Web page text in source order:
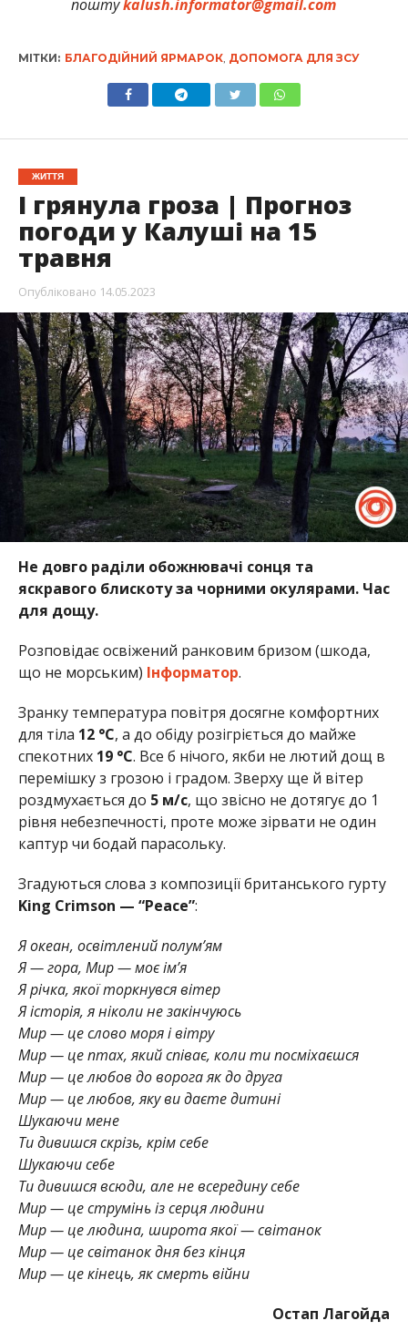
поштуkalush.informator@gmail.com
МІТКИ: БЛАГОДІЙНИЙ ЯРМАРОК, ДОПОМОГА ДЛЯ ЗСУ
ЖИТТЯ
І грянула гроза | Прогноз
погоди у Калуші на 15
травня
Опубліковано 14.05.2023
Не довго раділи обожнювачі сонця та
яскравого блискоту за чорними окулярами. Час
для дощу.
Розповідає освіжений ранковим бризом (шкода,
що не морським) Інформатор.
Зранку температура повітря досягне комфортних
для тіла 12 °C, а до обіду розігріється до майже
спекотних 19 °C. Все б нічого, якби не лютий дощ в
перемішку з грозою і градом. Зверху ще й вітер
роздмухається до 5 м/с, що звісно не дотягує до 1
рівня небезпечності, проте може зірвати не один
каптур чи бодай парасольку.
Згадуються слова з композиції британського гурту
King Crimson — “Peace”:
Я океан, освітлений полум’ям
Я — гора, Мир — моє ім’я
Я річка, якої торкнувся вітер
Я історія, я ніколи не закінчуюсь
Мир — це слово моря і вітру
Мир — це птах, який співає, коли ти посміхаєшся
Мир — це любов до ворога як до друга
Мир — це любов, яку ви даєте дитині
Шукаючи мене
Ти дивишся скрізь, крім себе
Шукаючи себе
Ти дивишся всюди, але не всередину себе
Мир — це струмінь із серця людини
Мир — це людина, широта якої — світанок
Мир — це світанок дня без кінця
Мир — це кінець, як смерть війни
Остап Лагойда